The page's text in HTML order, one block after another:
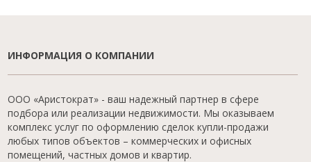
ИНФОРМАЦИЯ О КОМПАНИИ
ООО «Аристократ» - ваш надежный партнер в сфере
подбора или реализации недвижимости. Мы оказываем
комплекс услуг по оформлению сделок купли-продажи
любых типов объектов – коммерческих и офисных
помещений, частных домов и квартир.